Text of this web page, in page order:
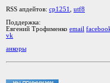
RSS апдейтов: cp1251
utf8
Поддержка:
Евгений Трофименко email
vk
анкоры